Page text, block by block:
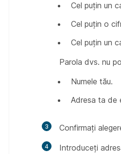
Cel puţin un
Cel puţin o
Cel puțin un
Parola dvs. nu
Numele tău.
Adresa ta de
3 Confirmați
4 Introduceți